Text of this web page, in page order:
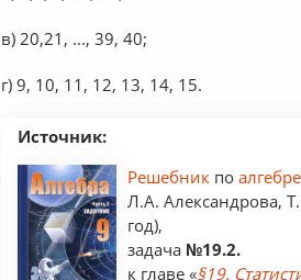
в) 20,21, ..., 39, 40;
г) 9, 10, 11, 12, 13, 14, 15.
Источник:
Решебник по
Л.А. Александрова,
год),
задача №19.2.
к главе «§19.